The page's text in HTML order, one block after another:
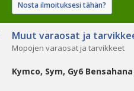
Nosta ilmoituksesi tähän?
Muut varaosat ja
Mopojen varaosat ja tarvikkeet
Kymco, Sym, Gy6 Bensahana